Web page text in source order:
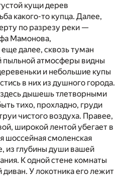
кущи дерев
какого-то купца. Далее,
по разрезу реки —
Мамонова,
далее, сквозь туман
пыльной атмосферы видны
и небольшие купы
в них из душного города.
дышешь тлетворными
тихо, прохладно, груди
чистого воздуха. Правее,
широкой лентой убегает в
шоссейная смоленская
из глубины души вашей
К одной стене комнаты
У локотника его лежит